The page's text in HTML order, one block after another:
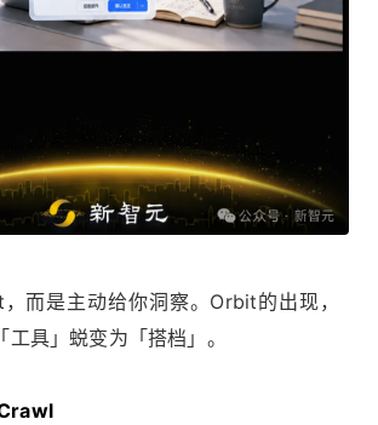
而是主动给你洞察。Orbit的出现，
具」蜕变为「搭档」。